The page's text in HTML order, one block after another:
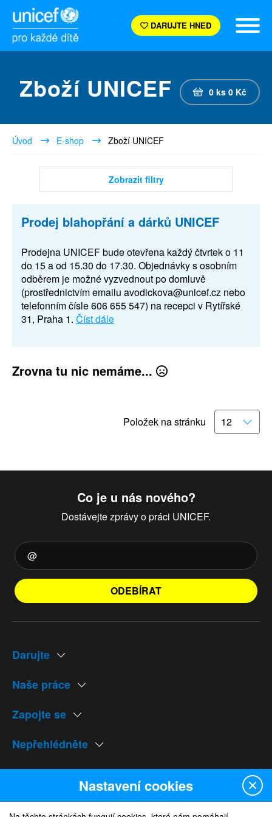
DARUJTE HNED
Zboží UNICEF 0 ks 0 Kč
Úvod E-shop Zboží UNICEF
Zobrazit filtry
Prodej blahopřání a dárků UNICEF
Prodejna UNICEF bude otevřena každý čtvrtek o 11
do 15 a od 15.30 do 17.30. Objednávky s osobním
odběrem je možné vyzvednout po domluvě
(prostřednictvím emailu avodickova@unicef.cz nebo
telefonním čísle 606 655 547) na recepci v Rytířské
31, Praha 1. Číst dále
Zrovna tu nic nemáme...
Položek na stránku
Co je u nás nového?
Dostávejte zprávy o práci UNICEF.
ODEBÍRAT
Darujte
Naše práce
Zapojte se
Nepřehlédněte
Naše weby
Nastavení cookies